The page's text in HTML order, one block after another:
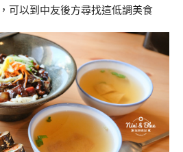
可以到中友後方尋找這低調美食